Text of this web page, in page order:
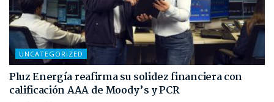
UNCATEGORIZED
Pluz Energía reafirma su solidez financiera con
calificación AAA de Moody’s y PCR